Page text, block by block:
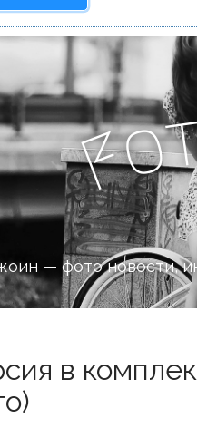
Fo
— фото новости,
в